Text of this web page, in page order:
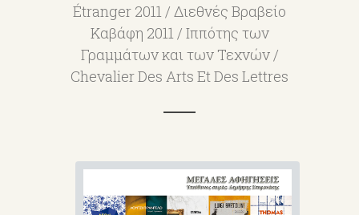
Étranger 2011 / Διεθνές Βραβείο
Καβάφη 2011 / Ιππότης των
Γραμμάτων και των Τεχνών /
Chevalier Des Arts Et Des Lettres